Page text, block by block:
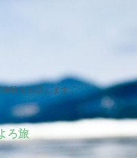
験をお話します。
ろ旅